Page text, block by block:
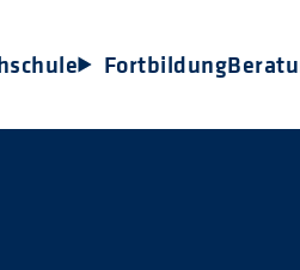
Fortbildung